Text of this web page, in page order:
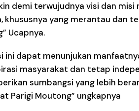
demi terwujudnya visi dan misi
khususnya yang merantau dan
Ucapnya.
ini dapat menunjukan
masyarakat dan tetap
sumbangsi yang lebih
Parigi Moutong” ungkapnya